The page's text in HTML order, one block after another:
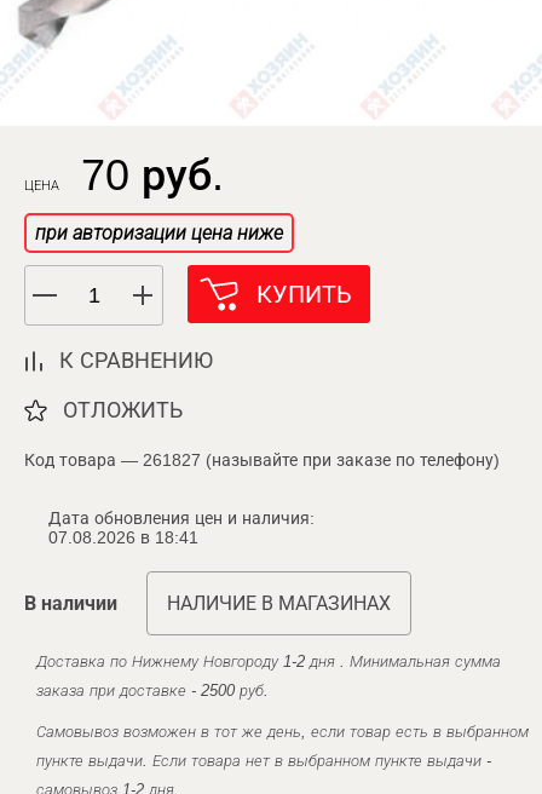
ЦЕНА 70 руб.
при авторизации цена ниже
КУПИТЬ
К СРАВНЕНИЮ
ОТЛОЖИТЬ
Код товара — 261827 (называйте при заказе по телефону)
Дата обновления цен и наличия:
07.08.2026 в 18:41
В наличии НАЛИЧИЕ В МАГАЗИНАХ
Доставка по Нижнему Новгороду 1-2 дня . Минимальная сумма
заказа при доставке - 2500 руб.
Самовывоз возможен в тот же день, если товар есть в выбранном
пункте выдачи. Если товара нет в выбранном пункте выдачи -
самовывоз 1-2 дня.